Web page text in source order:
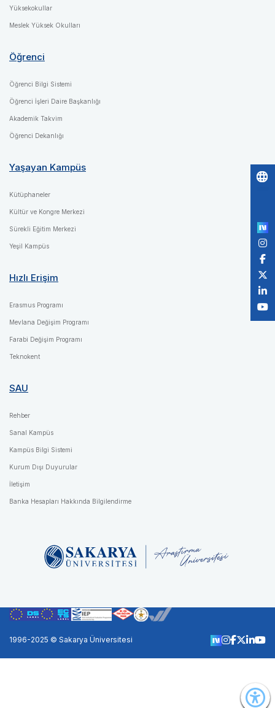
Yüksekokullar
Meslek Yüksek Okulları
Öğrenci
Öğrenci Bilgi Sistemi
Öğrenci İşleri Daire Başkanlığı
Akademik Takvim
Öğrenci Dekanlığı
Yaşayan Kampüs
Kütüphaneler
Kültür ve Kongre Merkezi
Sürekli Eğitim Merkezi
Yeşil Kampüs
Hızlı Erişim
Erasmus Programı
Mevlana Değişim Programı
Farabi Değişim Programı
Teknokent
SAU
Rehber
Sanal Kampüs
Kampüs Bilgi Sistemi
Kurum Dışı Duyurular
İletişim
Banka Hesapları Hakkında Bilgilendirme
1996-2025 © Sakarya Üniversitesi